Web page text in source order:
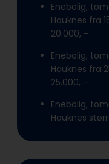
Enebolig,
Hauknes fra
20.000, –
Enebolig,
Hauknes fra
25.000, –
Enebolig,
Hauknes